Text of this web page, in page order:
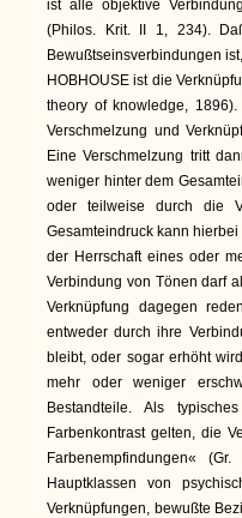
ist alle objektive
(Philos. Krit. II 1, 234).
Bewußtseinsverbindungen
HOBHOUSE ist die
theory of knowledge,
Verschmelzung und
Eine Verschmelzung tritt
weniger hinter dem
oder teilweise durch die
Gesamteindruck kann
der Herrschaft eines oder
Verbindung von Tönen darf
Verknüpfung dagegen
entweder durch ihre
bleibt, oder sogar erhöht
mehr oder weniger
Bestandteile. Als
Farbenkontrast gelten, die
Farbenempfindungen«
Hauptklassen von
Verknüpfungen, bewußte